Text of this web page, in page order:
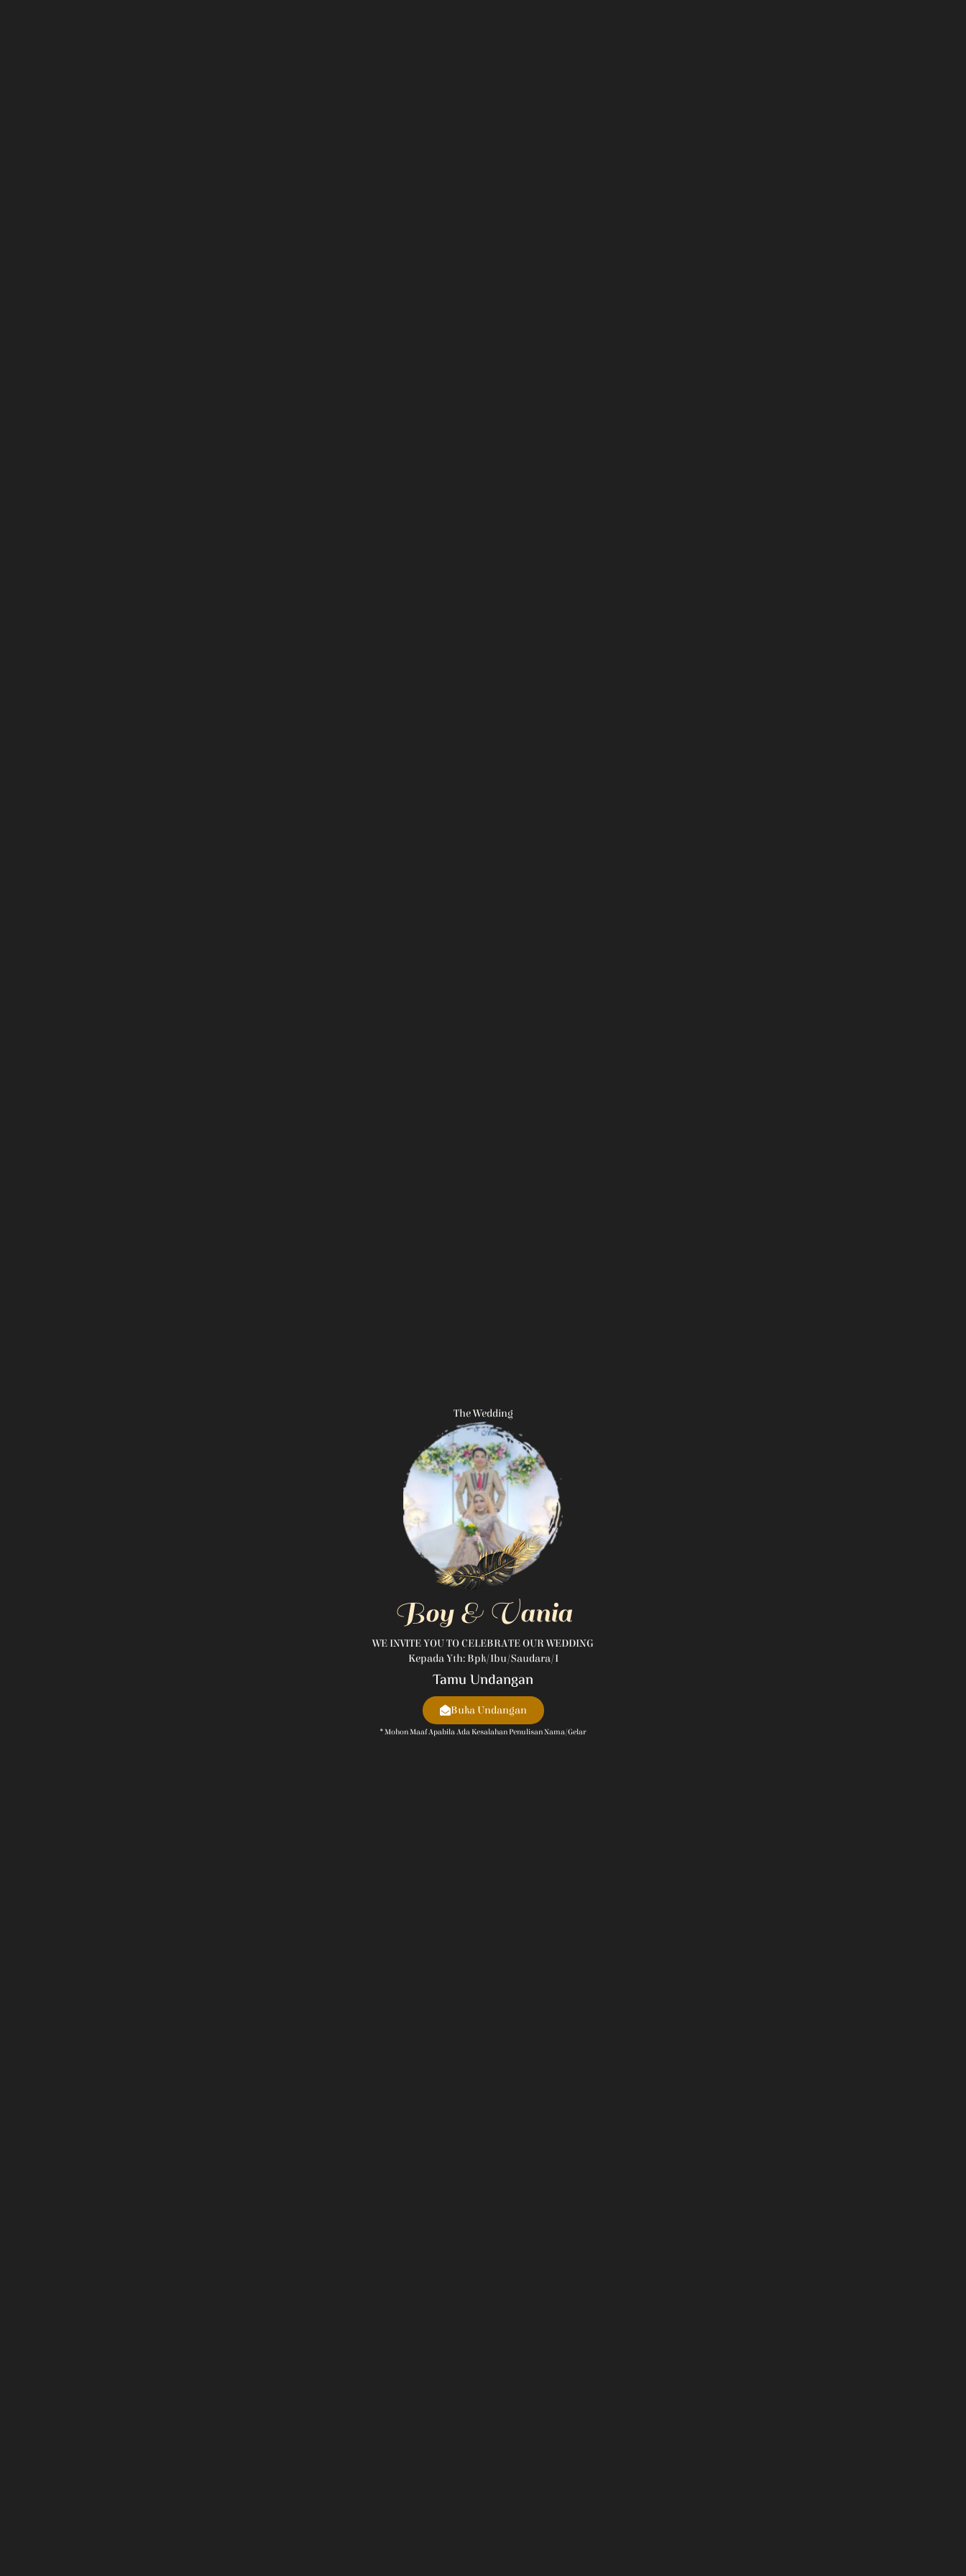
The Wedding
Boy & Vania
WE INVITE YOU TO CELEBRATE OUR WEDDING
Kepada Yth: Bpk/Ibu/Saudara/i
Tamu Undangan
Buka Undangan
* Mohon Maaf Apabila Ada Kesalahan Penulisan Nama/gelar